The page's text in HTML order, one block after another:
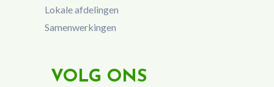
Lokale afdelingen
Samenwerkingen
VOLG ONS